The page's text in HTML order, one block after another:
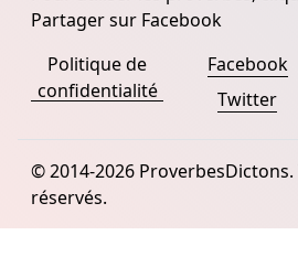
Partager sur Facebook
Politique de
confidentialité
Facebook
Twitter
© 2014-2026
réservés.